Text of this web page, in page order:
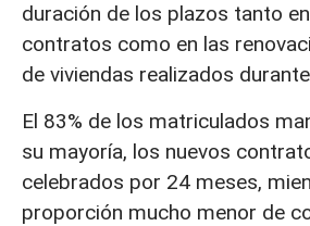
duración de los plazos tanto
contratos como en las
de viviendas realizados
El 83% de los matriculados
su mayoría, los nuevos
celebrados por 24 meses,
proporción mucho menor de